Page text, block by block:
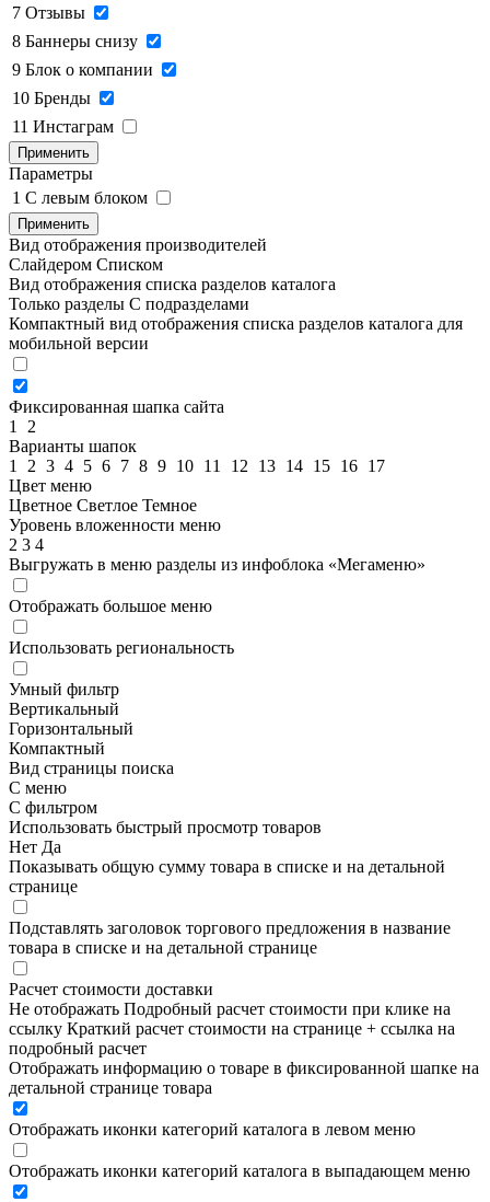
7 Отзывы
8 Баннеры снизу
9 Блок о компании
10 Бренды
11 Инстаграм
Применить
Параметры
1 C левым блоком
Применить
Вид отображения производителей
Слайдером Списком
Вид отображения списка разделов каталога
Только разделы С подразделами
Компактный вид отображения списка разделов каталога для
мобильной версии
Фиксированная шапка сайта
1
2
Варианты шапок
1
2 3 4 5 6 7 8 9 10 11 12 13 14 15 16 17
Цвет меню
Цветное Светлое Темное
Уровень вложенности меню
2 3 4
Выгружать в меню разделы из инфоблока «Мегаменю»
Отображать большое меню
Использовать региональность
Умный фильтр
Вертикальный
Горизонтальный
Компактный
Вид страницы поиска
С меню
С фильтром
Использовать быстрый просмотр товаров
Нет Да
Показывать общую сумму товара в списке и на детальной
странице
Подставлять заголовок торгового предложения в название
товара в списке и на детальной странице
Расчет стоимости доставки
Не отображать Подробный расчет стоимости при клике на
ссылку Краткий расчет стоимости на странице + ссылка на
подробный расчет
Отображать информацию о товаре в фиксированной шапке на
детальной странице товара
Отображать иконки категорий каталога в левом меню
Отображать иконки категорий каталога в выпадающем меню